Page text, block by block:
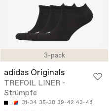
3-pack
adidas Originals
TREFOIL LINER -
Strümpfe
31-34 35-38 39-42 43-46